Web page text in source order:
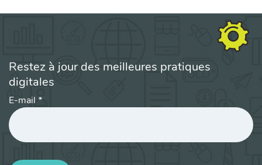
Restez à jour des meilleures pratiques
digitales
E-mail *